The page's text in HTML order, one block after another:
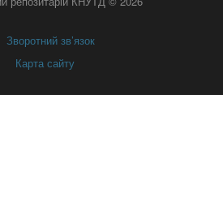
Зворотний зв’язок
Карта сайту